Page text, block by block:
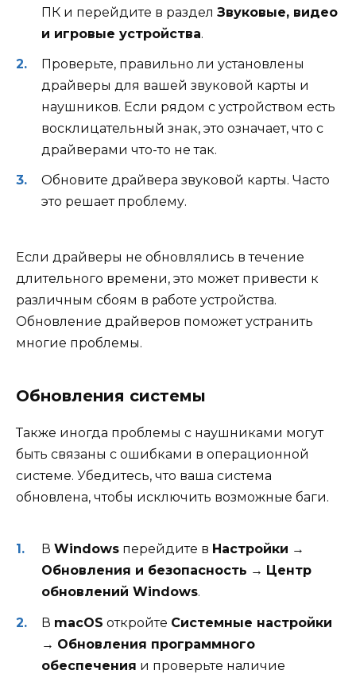
ПК и перейдите в раздел Звуковые, видео
и игровые устройства.
Проверьте, правильно ли установлены
драйверы для вашей звуковой карты и
наушников. Если рядом с устройством есть
восклицательный знак, это означает, что с
драйверами что-то не так.
Обновите драйвера звуковой карты. Часто
это решает проблему.
Если драйверы не обновлялись в течение
длительного времени, это может привести к
различным сбоям в работе устройства.
Обновление драйверов поможет устранить
многие проблемы.
Обновления системы
Также иногда проблемы с наушниками могут
быть связаны с ошибками в операционной
системе. Убедитесь, что ваша система
обновлена, чтобы исключить возможные баги.
В Windows перейдите в Настройки →
Обновления и безопасность → Центр
обновлений Windows.
В macOS откройте Системные настройки
→ Обновления программного
обеспечения и проверьте наличие